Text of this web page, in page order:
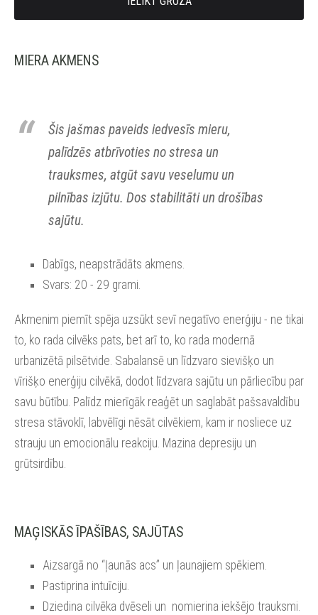
MIERA AKMENS
Šis jašmas paveids iedvesīs mieru,
palīdzēs atbrīvoties no stresa un
trauksmes, atgūt savu veselumu un
pilnības izjūtu. Dos stabilitāti un drošības
sajūtu.
Dabīgs, neapstrādāts akmens.
Svars: 20 - 29 grami.
Akmenim piemīt spēja uzsūkt sevī negatīvo enerģiju - ne tikai
to, ko rada cilvēks pats, bet arī to, ko rada modernā
urbanizētā pilsētvide. Sabalansē un līdzvaro sievišķo un
vīrišķo enerģiju cilvēkā, dodot līdzvara sajūtu un pārliecību par
savu būtību. Palīdz mierīgāk reaģēt un saglabāt pašsavaldību
stresa stāvoklī, labvēlīgi nēsāt cilvēkiem, kam ir nosliece uz
strauju un emocionālu reakciju. Mazina depresiju un
grūtsirdību.
MAĢISKĀS ĪPAŠĪBAS, SAJŪTAS
Aizsargā no “ļaunās acs” un ļaunajiem spēkiem.
Pastiprina intuīciju.
Dziedina cilvēka dvēseli un nomierina iekšējo trauksmi.